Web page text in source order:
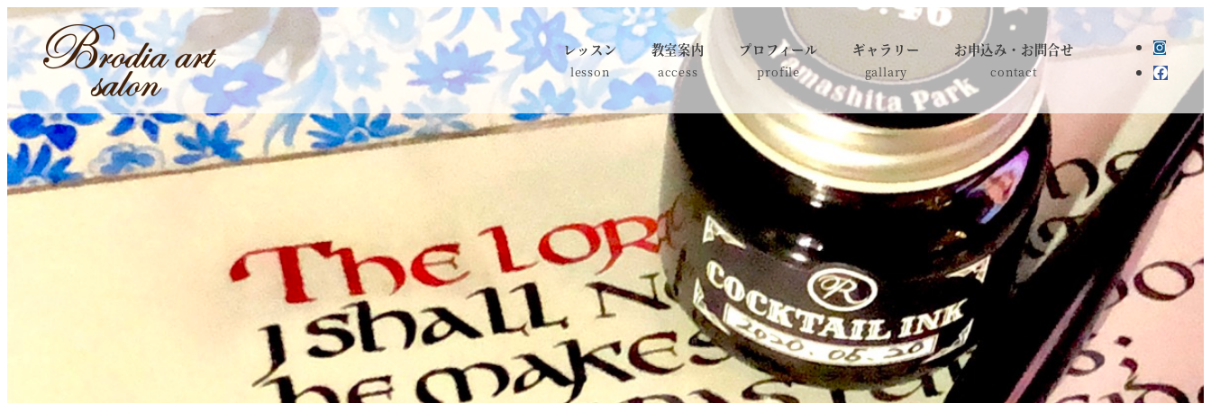
レッスン
lesson
教室案内
access
プロフィール
profile
ギャラリー
gallary
お申込み・お問合せ
contact